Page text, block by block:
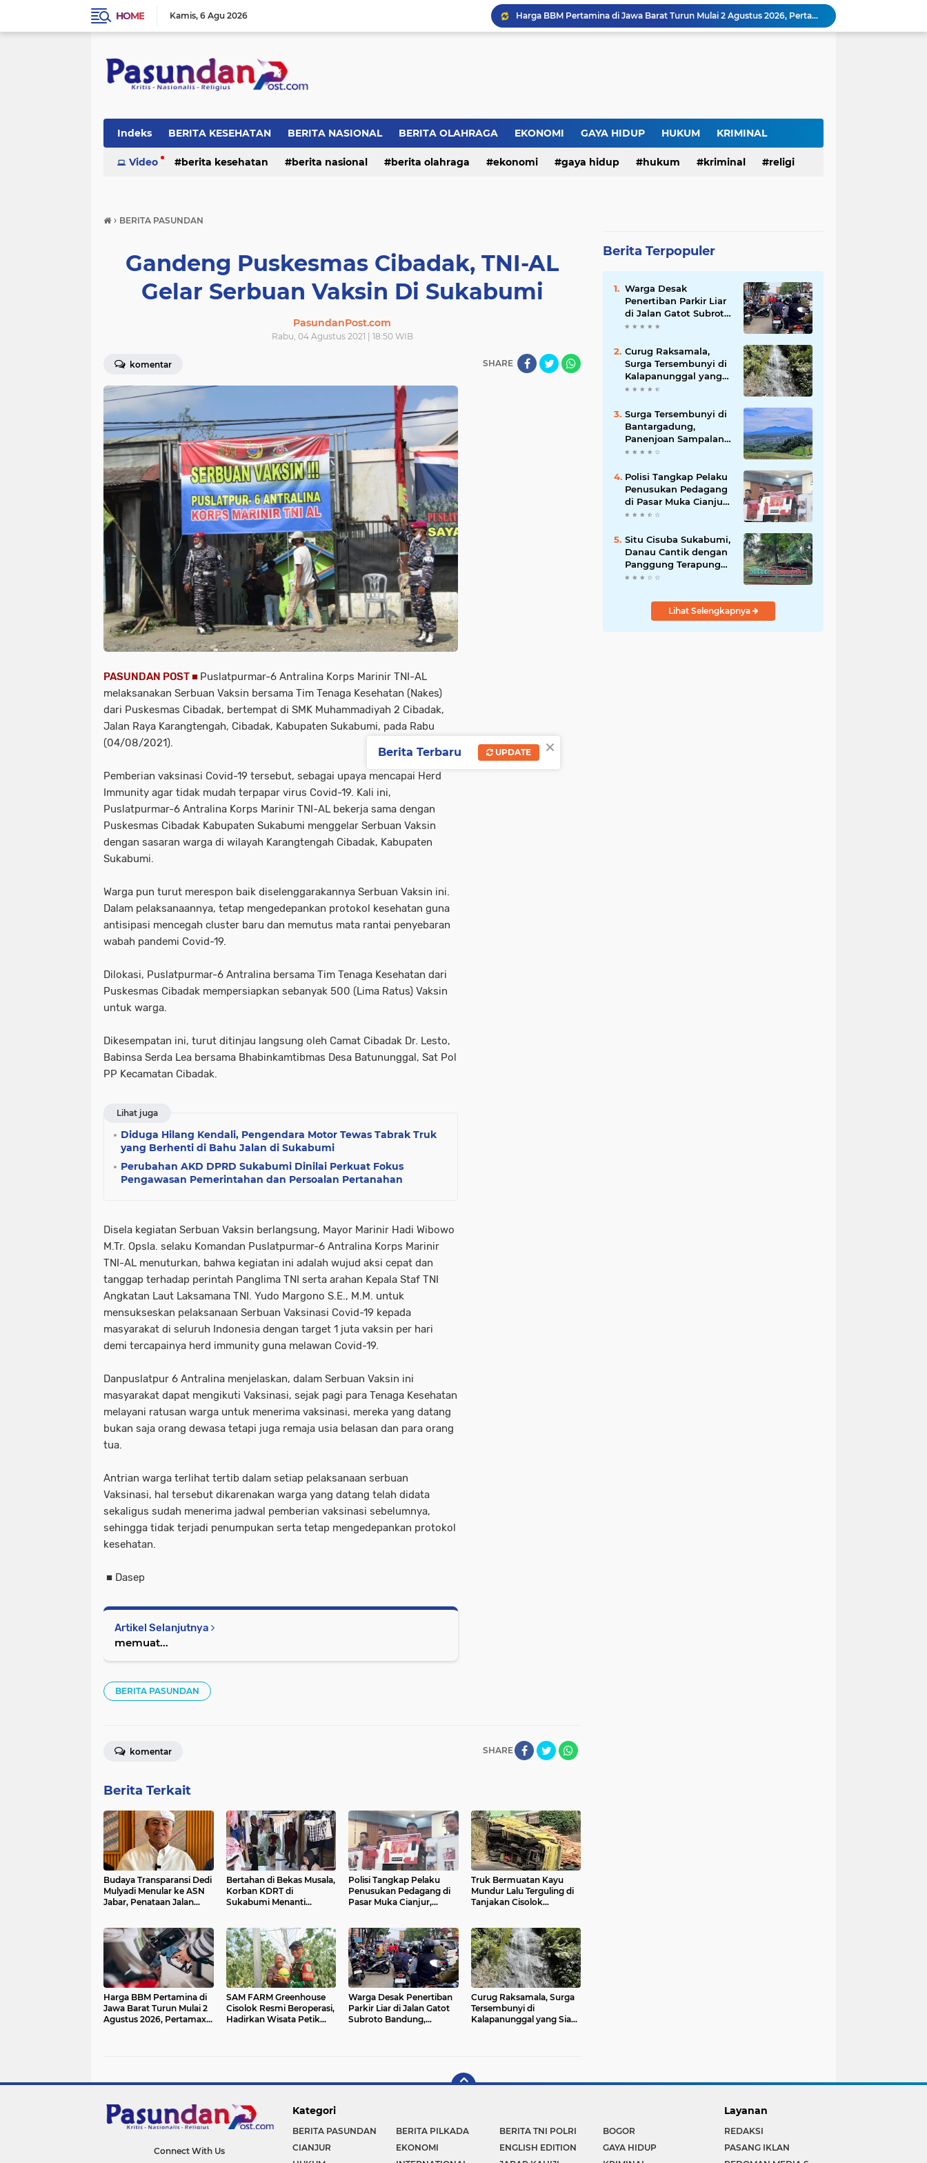
HOME Kamis 6 Agu 2026
Harga BBM Pertamina di Jawa Barat Turun Mulai 2 Agustus 2026, Pertamax Jadi Rp15.950 per Liter, Cek Daftar Harga Terbaru
SAM FARM Greenhouse Cisolok Resmi Beroperasi, Hadirkan Wisata Petik Melon Premium dan Edukasi Pertanian Modern di Sukabumi
Situ Cisuba Sukabumi, Danau Cantik dengan Panggung Terapung yang Cocok Jadi Destinasi Libur Akhir Pekan
Indeks BERITA KESEHATAN BERITA NASIONAL BERITA OLAHRAGA EKONOMI GAYA HIDUP HUKUM KRIMINAL
RELIGI
Video berita kesehatan berita nasional berita olahraga ekonomi gaya hidup hukum kriminal religi
› BERITA PASUNDAN
Gandeng Puskesmas Cibadak, TNI-AL
Gelar Serbuan Vaksin Di Sukabumi
PasundanPost.com
Rabu, 04 Agustus 2021 | 18:50 WIB
komentar SHARE
PASUNDAN POST ■ Puslatpurmar-6 Antralina Korps Marinir TNI-AL
melaksanakan Serbuan Vaksin bersama Tim Tenaga Kesehatan (Nakes)
dari Puskesmas Cibadak, bertempat di SMK Muhammadiyah 2 Cibadak,
Jalan Raya Karangtengah, Cibadak, Kabupaten Sukabumi, pada Rabu
(04/08/2021).
Pemberian vaksinasi Covid-19 tersebut, sebagai upaya mencapai Herd
Immunity agar tidak mudah terpapar virus Covid-19. Kali ini,
Puslatpurmar-6 Antralina Korps Marinir TNI-AL bekerja sama dengan
Puskesmas Cibadak Kabupaten Sukabumi menggelar Serbuan Vaksin
dengan sasaran warga di wilayah Karangtengah Cibadak, Kabupaten
Sukabumi.
Warga pun turut merespon baik diselenggarakannya Serbuan Vaksin ini.
Dalam pelaksanaannya, tetap mengedepankan protokol kesehatan guna
antisipasi mencegah cluster baru dan memutus mata rantai penyebaran
wabah pandemi Covid-19.
Dilokasi, Puslatpurmar-6 Antralina bersama Tim Tenaga Kesehatan dari
Puskesmas Cibadak mempersiapkan sebanyak 500 (Lima Ratus) Vaksin
untuk warga.
Dikesempatan ini, turut ditinjau langsung oleh Camat Cibadak Dr. Lesto,
Babinsa Serda Lea bersama Bhabinkamtibmas Desa Batununggal, Sat Pol
PP Kecamatan Cibadak.
Lihat juga
Diduga Hilang Kendali, Pengendara Motor Tewas Tabrak Truk
yang Berhenti di Bahu Jalan di Sukabumi
Perubahan AKD DPRD Sukabumi Dinilai Perkuat Fokus
Pengawasan Pemerintahan dan Persoalan Pertanahan
Disela kegiatan Serbuan Vaksin berlangsung, Mayor Marinir Hadi Wibowo
M.Tr. Opsla. selaku Komandan Puslatpurmar-6 Antralina Korps Marinir
TNI-AL menuturkan, bahwa kegiatan ini adalah wujud aksi cepat dan
tanggap terhadap perintah Panglima TNI serta arahan Kepala Staf TNI
Angkatan Laut Laksamana TNI. Yudo Margono S.E., M.M. untuk
mensukseskan pelaksanaan Serbuan Vaksinasi Covid-19 kepada
masyarakat di seluruh Indonesia dengan target 1 juta vaksin per hari
demi tercapainya herd immunity guna melawan Covid-19.
Danpuslatpur 6 Antralina menjelaskan, dalam Serbuan Vaksin ini
masyarakat dapat mengikuti Vaksinasi, sejak pagi para Tenaga Kesehatan
melayani ratusan warga untuk menerima vaksinasi, mereka yang datang
bukan saja orang dewasa tetapi juga remaja usia belasan dan para orang
tua.
Antrian warga terlihat tertib dalam setiap pelaksanaan serbuan
Vaksinasi, hal tersebut dikarenakan warga yang datang telah didata
sekaligus sudah menerima jadwal pemberian vaksinasi sebelumnya,
sehingga tidak terjadi penumpukan serta tetap mengedepankan protokol
kesehatan.
■ Dasep
Artikel Selanjutnya
memuat...
BERITA PASUNDAN
SHARE
komentar
Berita Terkait
Budaya Transparansi Dedi
Mulyadi Menular ke ASN
Jabar, Penataan Jalan
Bertahan di Bekas Musala,
Korban KDRT di
Sukabumi Menanti
Polisi Tangkap Pelaku
Penusukan Pedagang di
Pasar Muka Cianjur,
Truk Bermuatan Kayu
Mundur Lalu Terguling di
Tanjakan Cisolok
Harga BBM Pertamina di
Jawa Barat Turun Mulai 2
Agustus 2026, Pertamax
SAM FARM Greenhouse
Cisolok Resmi Beroperasi,
Hadirkan Wisata Petik
Warga Desak Penertiban
Parkir Liar di Jalan Gatot
Subroto Bandung,
Curug Raksamala, Surga
Tersembunyi di
Kalapanunggal yang Siap
Berita Terpopuler
Warga Desak
Penertiban Parkir Liar
di Jalan Gatot Subroto
Bandung, Kemacetan
Mengkhawatirkan
Curug Raksamala,
Surga Tersembunyi di
Kalapanunggal yang
Siap Menjadi Ikon
Kabupaten Sukabumi
Surga Tersembunyi di
Bantargadung,
Panenjoan Sampalan
Bersiap Menjadi
Baru Sukabumi
Polisi Tangkap Pelaku
Penusukan Pedagang
di Pasar Muka Cianjur,
Terancam 15 Tahun
Situ Cisuba Sukabumi,
Danau Cantik dengan
Panggung Terapung
yang Cocok Jadi
Pekan
Lihat Selengkapnya
Connect With Us
Kategori
BERITA PASUNDAN BERITA PILKADA BERITA TNI POLRI
BOGOR
CIANJUR
EKONOMI ENGLISH EDITION
GAYA HIDUP
Layanan
REDAKSI
PASANG IKLAN
×
Berita Terbaru UPDATE